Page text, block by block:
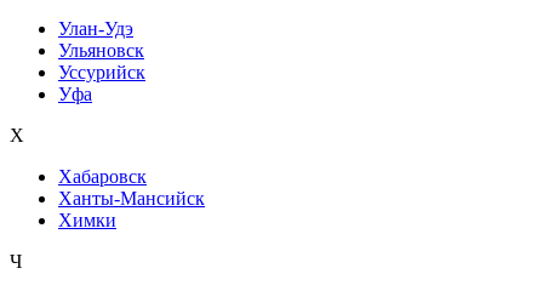
Улан-Удэ
Ульяновск
Уссурийск
Уфа
Х
Хабаровск
Ханты-Мансийск
Химки
Ч